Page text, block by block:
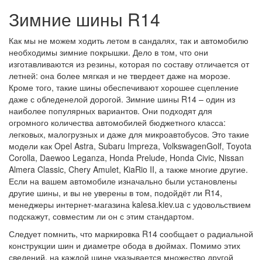
Зимние шины R14
Как мы не можем ходить летом в сандалях, так и автомобилю
необходимы зимние покрышки. Дело в том, что они
изготавливаются из резины, которая по составу отличается от
летней: она более мягкая и не твердеет даже на морозе.
Кроме того, такие шины обеспечивают хорошее сцепление
даже с обледенелой дорогой. Зимние шины R14 – один из
наиболее популярных вариантов. Они подходят для
огромного количества автомобилей бюджетного класса:
легковых, малогрузных и даже для микроавтобусов. Это такие
модели как Opel Astra, Subaru Impreza, VolkswagenGolf, Toyota
Corolla, Daewoo Leganza, Honda Prelude, Honda Civic, Nissan
Almera Classic, Chery Amulet, KiaRio II, а также многие другие.
Если на вашем автомобиле изначально были установлены
другие шины, и вы не уверены в том, подойдёт ли R14,
менеджеры интернет-магазина kalesa.kiev.ua с удовольствием
подскажут, совместим ли он с этим стандартом.
Следует помнить, что маркировка R14 сообщает о радиальной
конструкции шин и диаметре обода в дюймах. Помимо этих
сведений, на каждой шине указывается множество другой